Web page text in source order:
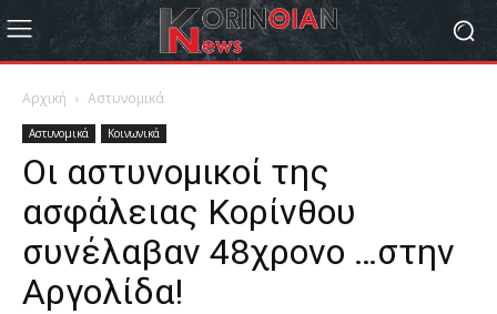
Αρχική Αστυνομικά
Αστυνομικά Κοινωνικά
Οι αστυνομικοί της
ασφάλειας Κορίνθου
συνέλαβαν 48χρονο …στην
Αργολίδα!